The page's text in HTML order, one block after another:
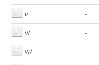
i/ -
v/ -
w/ -